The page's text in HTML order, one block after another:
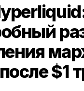
$1